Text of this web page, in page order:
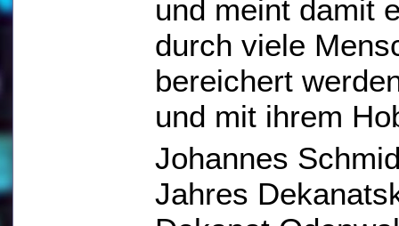
und meint damit
durch viele
bereichert
und mit ihrem
Johannes
Jahres